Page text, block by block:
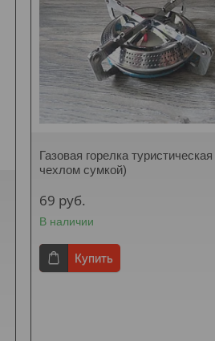
Газовая горелка туристическая
чехлом сумкой)
69 руб.
В наличии
Купить